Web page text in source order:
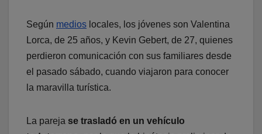
Según medios locales, los jóvenes son Valentina
Lorca, de 25 años, y Kevin Gebert, de 27, quienes
perdieron comunicación con sus familiares desde
el pasado sábado, cuando viajaron para conocer
la maravilla turística.
La pareja se trasladó en un vehículo